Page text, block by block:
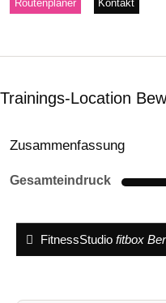
Routenplaner Kontakt
Trainings-Location
Zusammenfassung
Gesamteindruck
FitnessStudio fitbox